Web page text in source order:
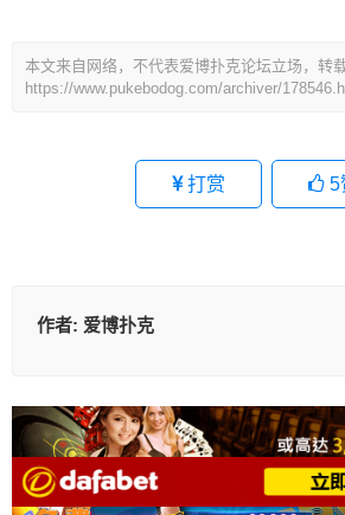
本文来自网络，不代表爱博扑克论坛立场，转
https://www.pukebodog.com/archiver/
打赏 5
作者: 爱博扑克